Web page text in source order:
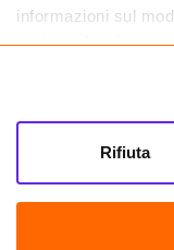
informazioni sul
partner che si
informazioni che
tuo utilizzo dei loro
Rifiuta
Farma.it S.a.s. P. IVA
CREDITS
Sede legale Via delle